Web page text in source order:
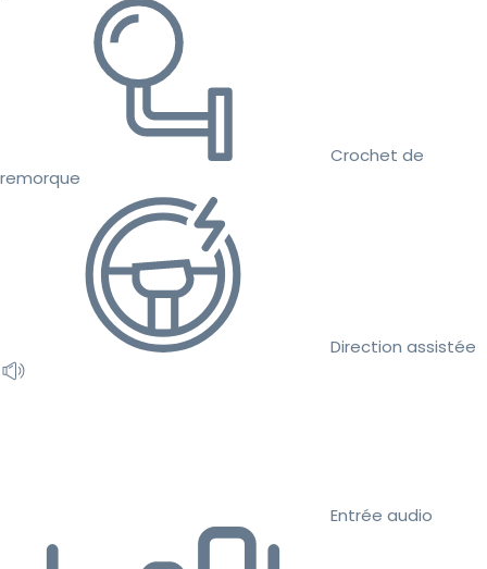
Crochet de
remorque
Direction assistée
Entrée audio